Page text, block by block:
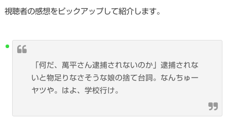
視聴者の感想をピックアップして紹介します。
「何だ、萬平さん逮捕されないのか」逮捕されな
いと物足りなさそうな娘の捨て台詞。なんちゅー
ヤツや。はよ、学校行け。